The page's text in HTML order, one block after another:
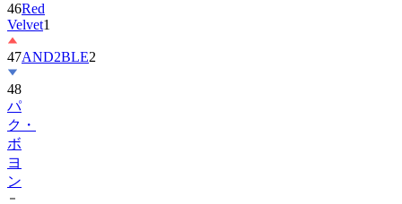
46Red
Velvet1
47AND2BLE2
48
パ
ク・
ボ
ヨ
ン